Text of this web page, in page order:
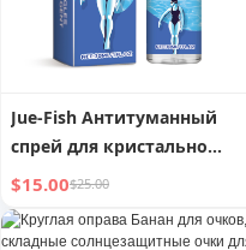
Jue-Fish Антитуманный
спрей для кристально
чистого зрения ваших
очков
$15.00$25.00